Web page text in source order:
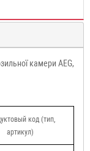
камери AEG,
код (тип,
артикул)